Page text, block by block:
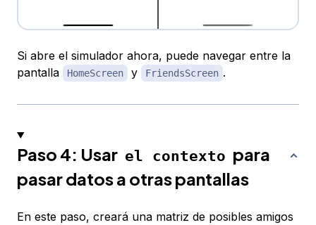
Si abre el simulador ahora, puede navegar entre la
pantalla
HomeScreen y FriendsScreen .
Paso 4: Usar el contexto para
pasar datos a otras pantallas
En este paso, creará una matriz de posibles amigos